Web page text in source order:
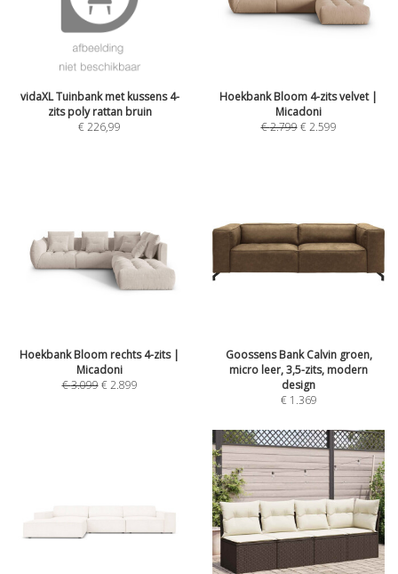
vidaXL Tuinbank met kussens 4-
zits poly rattan bruin
€226,99
Hoekbank Bloom 4-zits velvet |
Micadoni
€2.799 €2.599
Hoekbank Bloom rechts 4-zits |
Micadoni
€3.099 €2.899
Goossens Bank Calvin groen,
micro leer, 3,5-zits, modern
design
€ 1.369